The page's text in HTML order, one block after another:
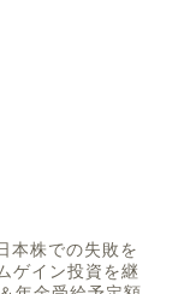
本株での失敗を
ゲイン投資を継